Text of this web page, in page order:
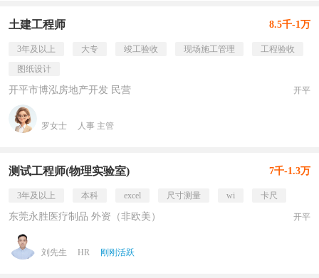
土建工程师 8.5千-1万
3年及以上 大专 竣工验收 现场施工管理
工程验收
图纸设计
开平市博泓房地产开发 民营 开平
罗女士 人事 主管
测试工程师(物理实验室) 7千-1.3万
3年及以上 本科 excel 尺寸测量 wi 卡尺
东莞永胜医疗制品 外资（非欧美） 开平
刘先生 HR 刚刚活跃